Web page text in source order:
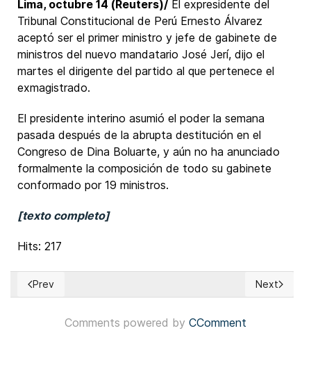
Lima, octubre 14 (Reuters)/ El expresidente del
Tribunal Constitucional de Perú Ernesto Álvarez
aceptó ser el primer ministro y jefe de gabinete de
ministros del nuevo mandatario José Jerí, dijo el
martes el dirigente del partido al que pertenece el
exmagistrado.
El presidente interino asumió el poder la semana
pasada después de la abrupta destitución en el
Congreso de Dina Boluarte, y aún no ha anunciado
formalmente la composición de todo su gabinete
conformado por 19 ministros.
[texto completo]
Hits: 217
Previous article: Camerún: Candidato opositor reclamó
Prev Next
Next
Comments powered by CComment